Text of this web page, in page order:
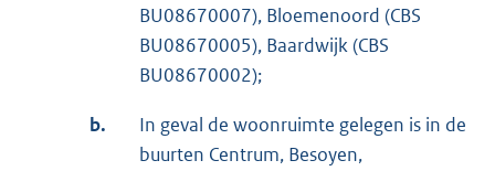
BU08670007), Bloemenoord (CBS
BU08670005), Baardwijk (CBS
BU08670002);
b.
In geval de woonruimte gelegen is in de
buurten Centrum, Besoyen,